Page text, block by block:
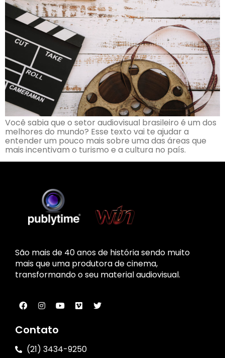
Você sabia que o setor audiovisual brasileiro é um dos
melhores do mundo? Esse texto vai te ajudar a
entender um pouco mais sobre uma das áreas que
mais incentivam o turismo e a cultura no país.
São mais de 40 anos de história sendo muito
mais que uma produtora de cinema,
transformando o seu material audiovisual.
Contato
(21) 3434-9250